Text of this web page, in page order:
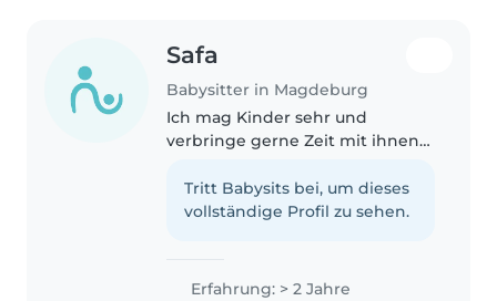
Safa
Babysitter in Magdeburg
Ich mag Kinder sehr und
verbringe gerne Zeit mit ihnen
habe bereits Erfahrungen im
Umgang mit Kindern
Tritt Babysits bei, um dieses
vollständige Profil zu sehen.
Erfahrung: > 2 Jahre